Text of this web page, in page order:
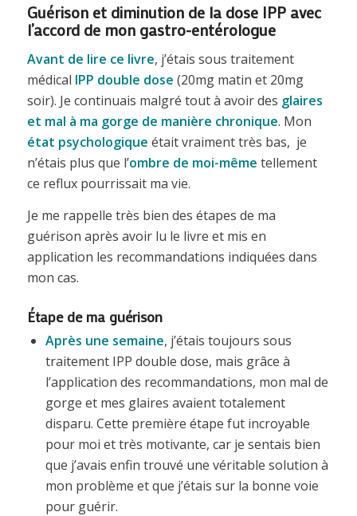
Guérison et diminution de la dose IPP avec
l’accord de mon gastro-entérologue
Avant de lire ce livre, j’étais sous traitement
médical IPP double dose (20mg matin et 20mg
soir). Je continuais malgré tout à avoir des glaires
et mal à ma gorge de manière chronique. Mon
état psychologique était vraiment très bas, je
n’étais plus que l’ombre de moi-même tellement
ce reflux pourrissait ma vie.
Je me rappelle très bien des étapes de ma
guérison après avoir lu le livre et mis en
application les recommandations indiquées dans
mon cas.
Étape de ma guérison
Après une semaine, j’étais toujours sous
traitement IPP double dose, mais grâce à
l’application des recommandations, mon mal de
gorge et mes glaires avaient totalement
disparu. Cette première étape fut incroyable
pour moi et très motivante, car je sentais bien
que j’avais enfin trouvé une véritable solution à
mon problème et que j’étais sur la bonne voie
pour guérir.